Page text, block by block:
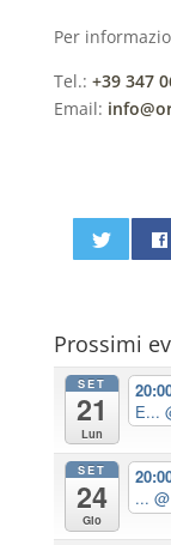
Per
Tel.: +39 347
Email:
Prossimi
SET
21
Lun
E...
SET
24
Gio
...